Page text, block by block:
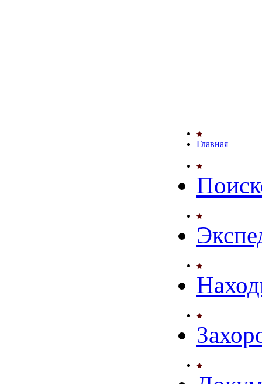
Главная